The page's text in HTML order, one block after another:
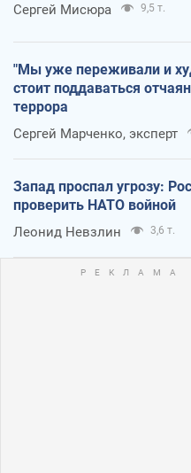
Сергей Мисюра 9,5 т.
"Мы уже переживали и
стоит поддаваться
террора
Сергей Марченко, эксперт
Запад проспал угрозу:
проверить НАТО войной
Леонид Невзлин 3,6 т.